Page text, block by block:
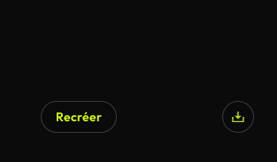
Recréer